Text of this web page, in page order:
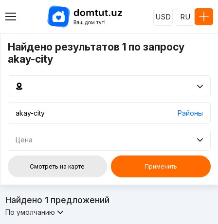
USD RU
Найдено результатов 1 по запросу
akay-city
Районы
Цена
Смотреть на карте Применить
Найдено 1предложений
По умолчанию